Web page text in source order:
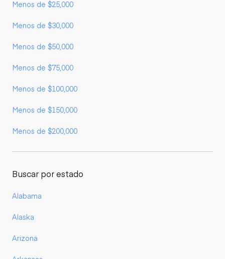
Menos de $25,000
Menos de $30,000
Menos de $50,000
Menos de $75,000
Menos de $100,000
Menos de $150,000
Menos de $200,000
Buscar por estado
Alabama
Alaska
Arizona